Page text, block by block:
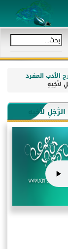
الأدب المفرد
لأَخِيهِ
لأَخِيهِ